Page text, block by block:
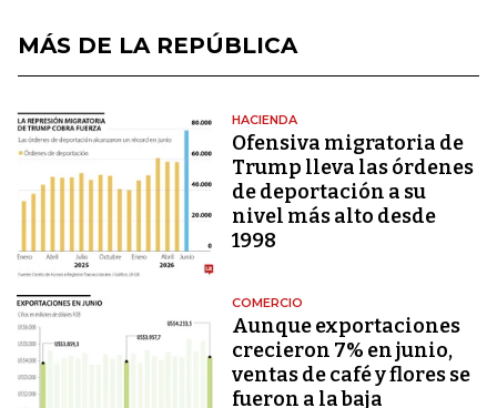
MÁS DE LA REPÚBLICA
HACIENDA
Ofensiva migratoria de
Trump lleva las órdenes
de deportación a su
nivel más alto desde
1998
COMERCIO
Aunque exportaciones
crecieron 7% en junio,
ventas de café y flores se
fueron a la baja